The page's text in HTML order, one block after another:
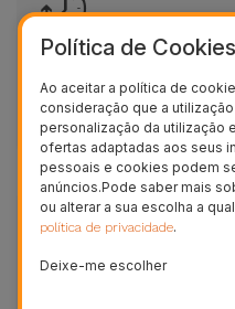
Reparações em
Reparação na hora
Garantia de 2 anos
Política de Cookies
Ao aceitar a política de
consideração que a
personalização da utilização
ofertas adaptadas aos seus
pessoais e cookies podem
anúncios.Pode saber mais
ou alterar a sua escolha a
política de privacidade.
Deixe-me escolher